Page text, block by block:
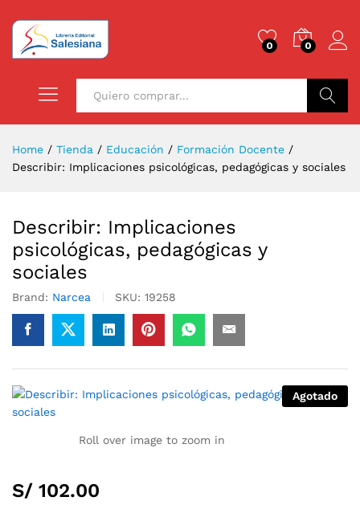
0 0
Home / Tienda / Educación / Formación Docente /
Describir: Implicaciones psicológicas, pedagógicas y sociales
Describir: Implicaciones
psicológicas, pedagógicas y
sociales
Brand: Narcea SKU: 19258
Agotado
Roll over image to zoom in
S/ 102.00